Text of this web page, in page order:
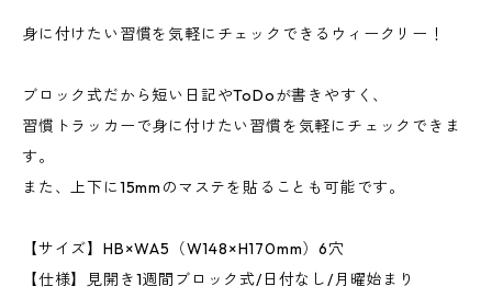
身に付けたい習慣を気軽にチェックできるウィークリー！
ブロック式だから短い日記やToDoが書きやすく、
習慣トラッカーで身に付けたい習慣を気軽にチェックできま
す。
また、上下に15mmのマステを貼ることも可能です。
【サイズ】HB×WA5（W148×H170mm）6穴
【仕様】見開き1週間ブロック式/日付なし/月曜始まり